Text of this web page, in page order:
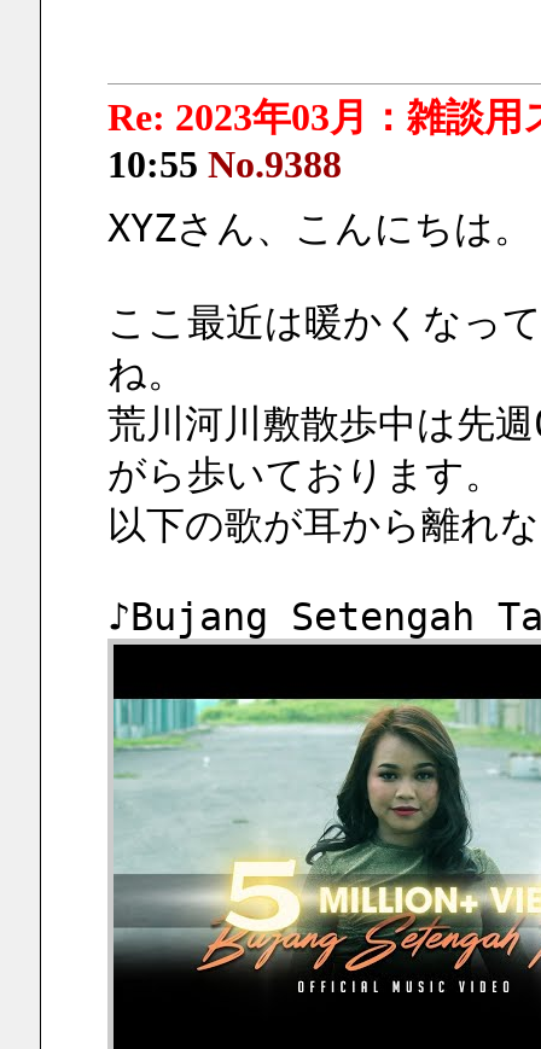
Re: 2023年03月：雑談
10:55 No.9388
XYZさん、こんにちは。
ここ最近は暖かくなっ
ね。
荒川河川敷散歩中は先
がら歩いております。
以下の歌が耳から離れ
♪Bujang Setengah